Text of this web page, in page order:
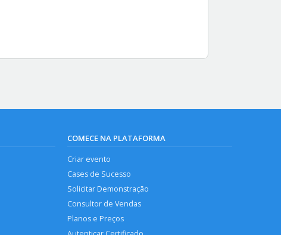
COMECE NA PLATAFORMA
Criar evento
Cases de Sucesso
Solicitar Demonstração
Consultor de Vendas
Planos e Preços